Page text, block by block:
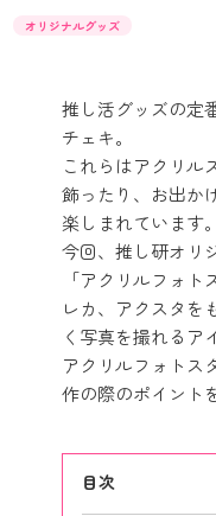
オリジナルグッズ
推し活グッズの定
チェキ。
これらはアクリル
飾ったり、お出か
楽しまれています。
今回、推し研オリ
「アクリルフォ
レカ、アクスタを
く写真を撮れるア
アクリルフォトス
作の際のポイント
目次